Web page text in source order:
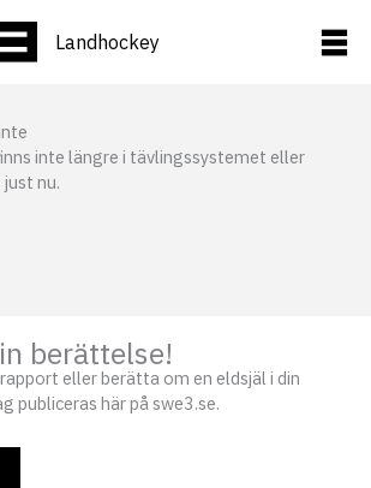
Landhockey
inte längre i tävlingssystemet eller
nu.
berättelse!
eller berätta om en eldsjäl i din
publiceras här på swe3.se.